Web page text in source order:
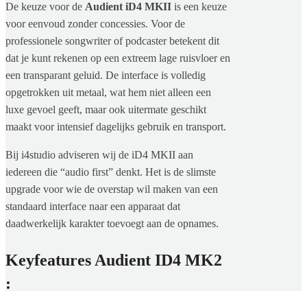
De keuze voor de Audient iD4 MKII is een keuze
voor eenvoud zonder concessies. Voor de
professionele songwriter of podcaster betekent dit
dat je kunt rekenen op een extreem lage ruisvloer en
een transparant geluid. De interface is volledig
opgetrokken uit metaal, wat hem niet alleen een
luxe gevoel geeft, maar ook uitermate geschikt
maakt voor intensief dagelijks gebruik en transport.
Bij i4studio adviseren wij de iD4 MKII aan
iedereen die “audio first” denkt. Het is de slimste
upgrade voor wie de overstap wil maken van een
standaard interface naar een apparaat dat
daadwerkelijk karakter toevoegt aan de opnames.
Keyfeatures Audient ID4 MK2
: